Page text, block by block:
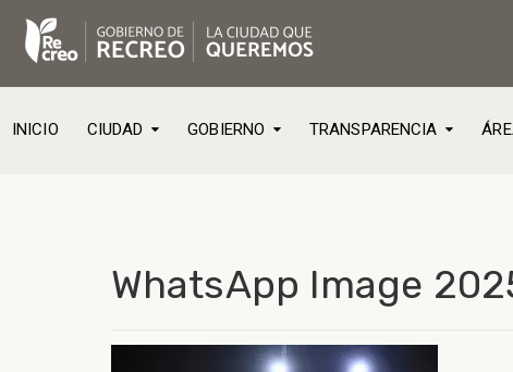
INICIO CIUDAD GOBIERNO TRANSPARENCIA
WhatsApp Image